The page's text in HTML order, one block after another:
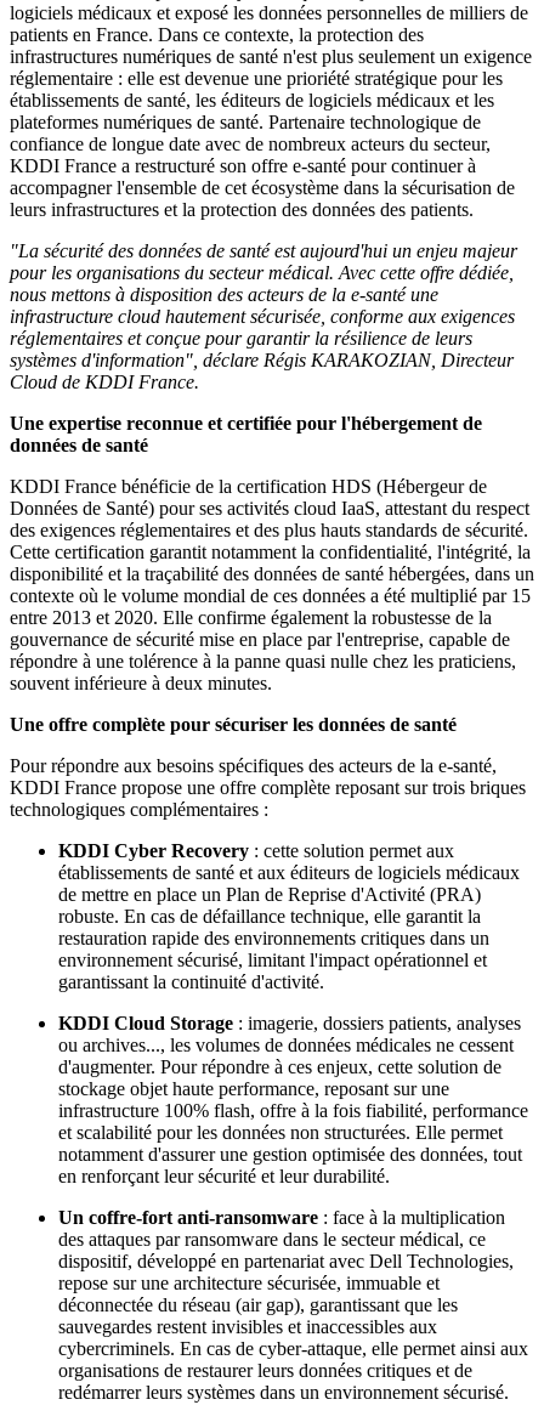
logiciels médicaux et exposé les données personnelles de milliers de
patients en France. Dans ce contexte, la protection des
infrastructures numériques de santé n'est plus seulement un exigence
réglementaire : elle est devenue une prioriété stratégique pour les
établissements de santé, les éditeurs de logiciels médicaux et les
plateformes numériques de santé. Partenaire technologique de
confiance de longue date avec de nombreux acteurs du secteur,
KDDI France a restructuré son offre e-santé pour continuer à
accompagner l'ensemble de cet écosystème dans la sécurisation de
leurs infrastructures et la protection des données des patients.
"La sécurité des données de santé est aujourd'hui un enjeu majeur
pour les organisations du secteur médical. Avec cette offre dédiée,
nous mettons à disposition des acteurs de la e-santé une
infrastructure cloud hautement sécurisée, conforme aux exigences
réglementaires et conçue pour garantir la résilience de leurs
systèmes d'information", déclare Régis KARAKOZIAN, Directeur
Cloud de KDDI France.
Une expertise reconnue et certifiée pour l'hébergement de
données de santé
KDDI France bénéficie de la certification HDS (Hébergeur de
Données de Santé) pour ses activités cloud IaaS, attestant du respect
des exigences réglementaires et des plus hauts standards de sécurité.
Cette certification garantit notamment la confidentialité, l'intégrité, la
disponibilité et la traçabilité des données de santé hébergées, dans un
contexte où le volume mondial de ces données a été multiplié par 15
entre 2013 et 2020. Elle confirme également la robustesse de la
gouvernance de sécurité mise en place par l'entreprise, capable de
répondre à une tolérence à la panne quasi nulle chez les praticiens,
souvent inférieure à deux minutes.
Une offre complète pour sécuriser les données de santé
Pour répondre aux besoins spécifiques des acteurs de la e-santé,
KDDI France propose une offre complète reposant sur trois briques
technologiques complémentaires :
KDDI Cyber Recovery : cette solution permet aux
établissements de santé et aux éditeurs de logiciels médicaux
de mettre en place un Plan de Reprise d'Activité (PRA)
robuste. En cas de défaillance technique, elle garantit la
restauration rapide des environnements critiques dans un
environnement sécurisé, limitant l'impact opérationnel et
garantissant la continuité d'activité.
KDDI Cloud Storage : imagerie, dossiers patients, analyses
ou archives..., les volumes de données médicales ne cessent
d'augmenter. Pour répondre à ces enjeux, cette solution de
stockage objet haute performance, reposant sur une
infrastructure 100% flash, offre à la fois fiabilité, performance
et scalabilité pour les données non structurées. Elle permet
notamment d'assurer une gestion optimisée des données, tout
en renforçant leur sécurité et leur durabilité.
Un coffre-fort anti-ransomware : face à la multiplication
des attaques par ransomware dans le secteur médical, ce
dispositif, développé en partenariat avec Dell Technologies,
repose sur une architecture sécurisée, immuable et
déconnectée du réseau (air gap), garantissant que les
sauvegardes restent invisibles et inaccessibles aux
cybercriminels. En cas de cyber-attaque, elle permet ainsi aux
organisations de restaurer leurs données critiques et de
redémarrer leurs systèmes dans un environnement sécurisé.